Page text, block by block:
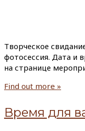
Творческое
фотосессия. Дата и
на странице
Find out more »
Время для